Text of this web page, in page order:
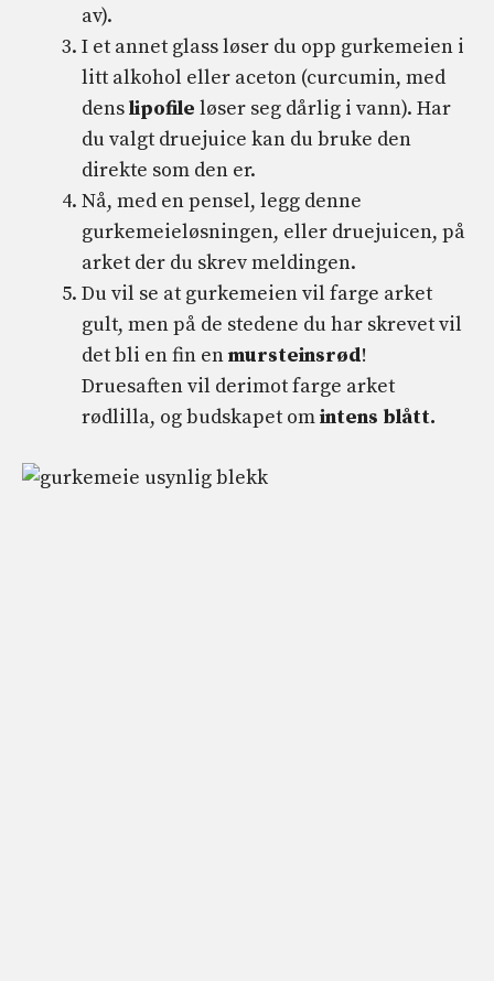
av).
I et annet glass løser du opp gurkemeien i
litt alkohol eller aceton (curcumin, med
denslipofile løser seg dårlig i vann). Har
du valgt druejuice kan du bruke den
direkte som den er.
Nå, med en pensel, legg denne
gurkemeieløsningen, eller druejuicen, på
arket der du skrev meldingen.
Du vil se at gurkemeien vil farge arket
gult, men på de stedene du har skrevet vil
det bli en fin enmursteinsrød!
Druesaften vil derimot farge arket
rødlilla, og budskapet omintens blått.